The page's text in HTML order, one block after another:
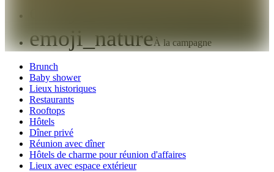
emoji_natureÀ la campagne
Brunch
Baby shower
Lieux historiques
Restaurants
Rooftops
Hôtels
Dîner privé
Réunion avec dîner
Hôtels de charme pour réunion d'affaires
Lieux avec espace extérieur